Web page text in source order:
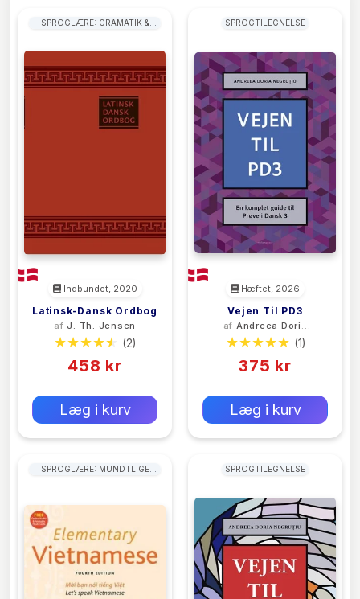
SPROGLÆRE: GRAMATIK &
Indbundet, 2020
Latinsk-Dansk Ordbog
afJ. Th. Jensen
(2)
458 kr
Læg i kurv
SPROGTILEGNELSE
Hæftet, 2026
Vejen Til PD3
af Andreea Doria
Negruțiu
(1)
375 kr
Læg i kurv
SPROGLÆRE: MUNDTLIGE
SPROGTILEGNELSE